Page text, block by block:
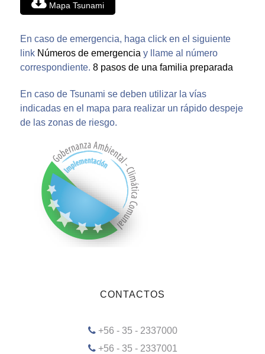
Mapa Tsunami
En caso de emergencia, haga click en el siguiente
link Números de emergencia y llame al número
correspondiente. 8 pasos de una familia preparada
En caso de Tsunami se deben utilizar la vías
indicadas en el mapa para realizar un rápido despeje
de las zonas de riesgo.
CONTACTOS
+56 - 35 - 2337000
+56 - 35 - 2337001